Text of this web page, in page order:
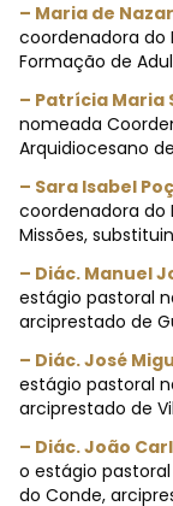
– Maria de
coordenadora do
Formação de
– Patrícia Maria
nomeada
Arquidiocesano
– Sara Isabel
coordenadora do
Missões,
– Diác. Manuel
estágio pastoral
arciprestado de
– Diác. José
estágio pastoral
arciprestado de
– Diác. João
o estágio
do Conde,